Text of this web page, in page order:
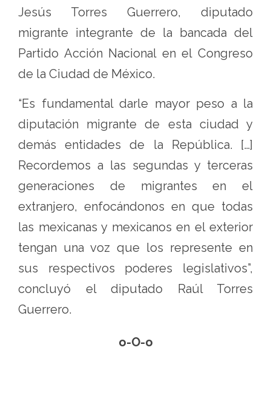
Jesús Torres Guerrero, diputado
migrante integrante de la bancada del
Partido Acción Nacional en el Congreso
de la Ciudad de México.
“Es fundamental darle mayor peso a la
diputación migrante de esta ciudad y
demás entidades de la República. […]
Recordemos a las segundas y terceras
generaciones de migrantes en el
extranjero, enfocándonos en que todas
las mexicanas y mexicanos en el exterior
tengan una voz que los represente en
sus respectivos poderes legislativos”,
concluyó el diputado Raúl Torres
Guerrero.
o-O-o